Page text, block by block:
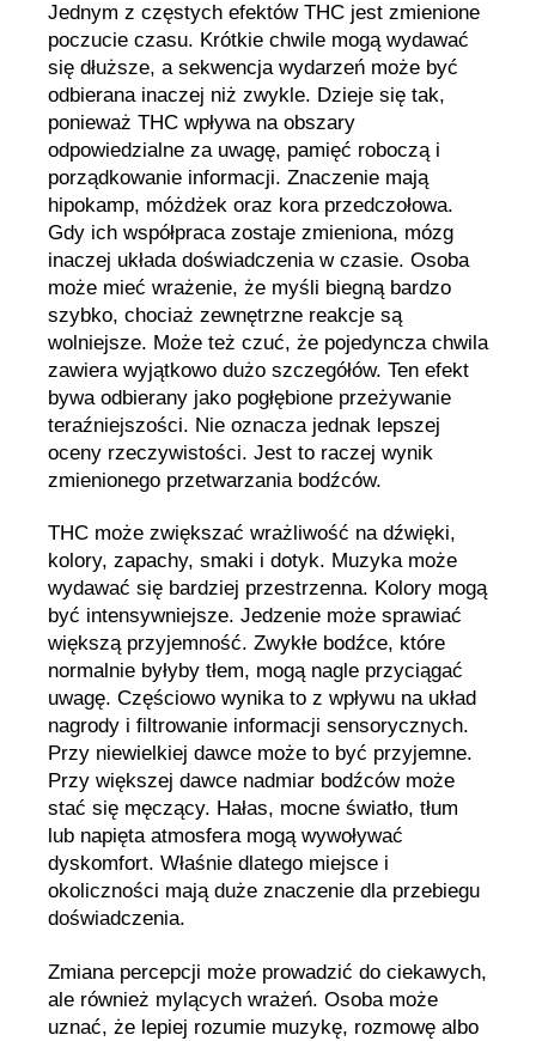
Jednym z częstych efektów THC jest zmienione
poczucie czasu. Krótkie chwile mogą wydawać
się dłuższe, a sekwencja wydarzeń może być
odbierana inaczej niż zwykle. Dzieje się tak,
ponieważ THC wpływa na obszary
odpowiedzialne za uwagę, pamięć roboczą i
porządkowanie informacji. Znaczenie mają
hipokamp, móżdżek oraz kora przedczołowa.
Gdy ich współpraca zostaje zmieniona, mózg
inaczej układa doświadczenia w czasie. Osoba
może mieć wrażenie, że myśli biegną bardzo
szybko, chociaż zewnętrzne reakcje są
wolniejsze. Może też czuć, że pojedyncza chwila
zawiera wyjątkowo dużo szczegółów. Ten efekt
bywa odbierany jako pogłębione przeżywanie
teraźniejszości. Nie oznacza jednak lepszej
oceny rzeczywistości. Jest to raczej wynik
zmienionego przetwarzania bodźców.
THC może zwiększać wrażliwość na dźwięki,
kolory, zapachy, smaki i dotyk. Muzyka może
wydawać się bardziej przestrzenna. Kolory mogą
być intensywniejsze. Jedzenie może sprawiać
większą przyjemność. Zwykłe bodźce, które
normalnie byłyby tłem, mogą nagle przyciągać
uwagę. Częściowo wynika to z wpływu na układ
nagrody i filtrowanie informacji sensorycznych.
Przy niewielkiej dawce może to być przyjemne.
Przy większej dawce nadmiar bodźców może
stać się męczący. Hałas, mocne światło, tłum
lub napięta atmosfera mogą wywoływać
dyskomfort. Właśnie dlatego miejsce i
okoliczności mają duże znaczenie dla przebiegu
doświadczenia.
Zmiana percepcji może prowadzić do ciekawych,
ale również mylących wrażeń. Osoba może
uznać, że lepiej rozumie muzykę, rozmowę albo